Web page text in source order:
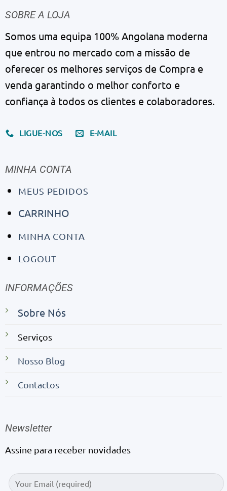
SOBRE A LOJA
Somos uma equipa 100% Angolana moderna
que entrou no mercado com a missão de
oferecer os melhores serviços de Compra e
venda garantindo o melhor conforto e
confiança à todos os clientes e colaboradores.
LIGUE-NOS E-MAIL
MINHA CONTA
MEUS PEDIDOS
CARRINHO
MINHA CONTA
LOGOUT
INFORMAÇÕES
Sobre Nós
Serviços
Nosso Blog
Contactos
Newsletter
Assine para receber novidades